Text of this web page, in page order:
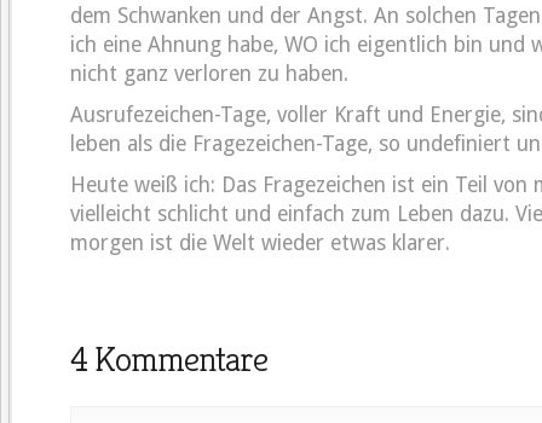
dem Schwanken und der Angst. An solchen
ich eine Ahnung habe, WO ich eigentlich bin und
nicht ganz verloren zu haben.
Ausrufezeichen-Tage, voller Kraft und Energie,
leben als die Fragezeichen-Tage, so undefiniert
Heute weiß ich: Das Fragezeichen ist ein Teil
vielleicht schlicht und einfach zum Leben dazu.
morgen ist die Welt wieder etwas klarer.
4 Kommentare